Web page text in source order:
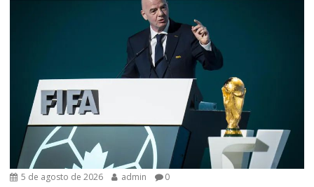
5 de agosto de 2026 admin 0